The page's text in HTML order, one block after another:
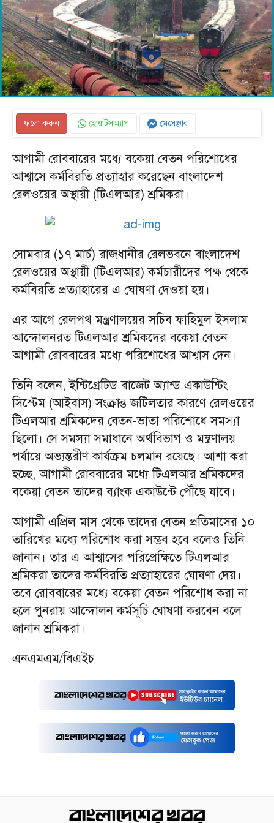
ফলো করুন হোয়াটসঅ্যাপ মেসেঞ্জার
আগামী রোববারের মধ্যে বকেয়া বেতন পরিশোধের
আশ্বাসে কর্মবিরতি প্রত্যাহার করেছেন বাংলাদেশ
রেলওয়ের অস্থায়ী (টিএলআর) শ্রমিকরা।
সোমবার (১৭ মার্চ) রাজধানীর রেলভবনে বাংলাদেশ
রেলওয়ের অস্থায়ী (টিএলআর) কর্মচারীদের পক্ষ থেকে
কর্মবিরতি প্রত্যাহারের এ ঘোষণা দেওয়া হয়।
এর আগে রেলপথ মন্ত্রণালয়ের সচিব ফাহিমুল ইসলাম
আন্দোলনরত টিএলআর শ্রমিকদের বকেয়া বেতন
আগামী রোববারের মধ্যে পরিশোধের আশ্বাস দেন।
তিনি বলেন, ইন্টিগ্রেটিড বাজেট অ্যান্ড একাউন্টিং
সিস্টেম (আইবাস) সংক্রান্ত জটিলতার কারণে রেলওয়ের
টিএলআর শ্রমিকদের বেতন-ভাতা পরিশোধে সমস্যা
ছিলো। সে সমস্যা সমাধানে অর্থবিভাগ ও মন্ত্রণালয়
পর্যায়ে অভ্যন্তরীণ কার্যক্রম চলমান রয়েছে। আশা করা
হচ্ছে, আগামী রোববারের মধ্যে টিএলআর শ্রমিকদের
বকেয়া বেতন তাদের ব্যাংক একাউন্টে পৌঁছে যাবে।
আগামী এপ্রিল মাস থেকে তাদের বেতন প্রতিমাসের ১০
তারিখের মধ্যে পরিশোধ করা সম্ভব হবে বলেও তিনি
জানান। তার এ আশ্বাসের পরিপ্রেক্ষিতে টিএলআর
শ্রমিকরা তাদের কর্মবিরতি প্রত্যাহারের ঘোষণা দেয়।
তবে রোববারের মধ্যে বকেয়া বেতন পরিশোধ করা না
হলে পুনরায় আন্দোলন কর্মসূচি ঘোষণা করবেন বলে
জানান শ্রমিকরা।
এনএমএম/বিএইচ